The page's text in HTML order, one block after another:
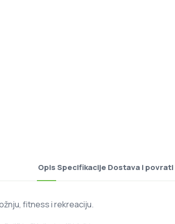
OpisSpecifikacije Dostava i povrati
fitness i rekreaciju.